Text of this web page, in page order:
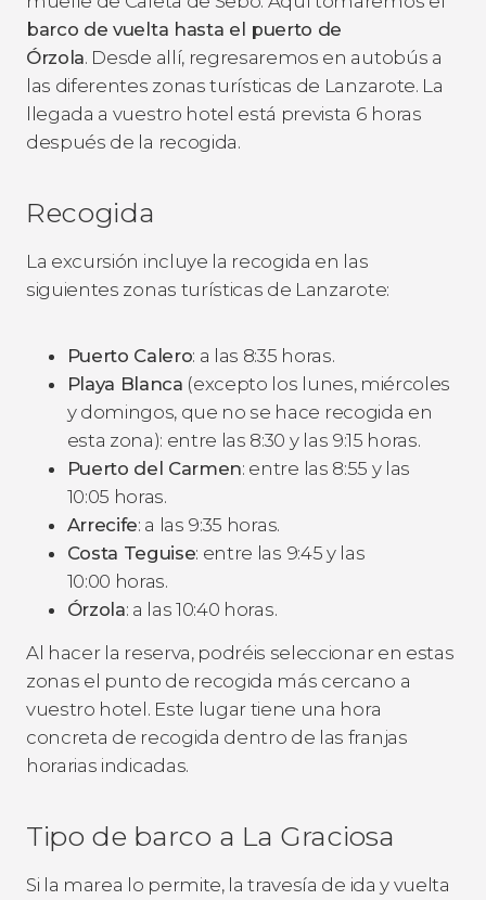
barco de vuelta hasta el puerto de
Órzola. Desde allí, regresaremos en autobús a
las diferentes zonas turísticas de Lanzarote. La
llegada a vuestro hotel está prevista 6 horas
después de la recogida.
Recogida
La excursión incluye la recogida en las
siguientes zonas turísticas de Lanzarote:
Puerto Calero: a las 8:35 horas.
Playa Blanca (excepto los lunes, miércoles
y domingos, que no se hace recogida en
esta zona): entre las 8:30 y las 9:15 horas.
Puerto del Carmen: entre las 8:55 y las
10:05 horas.
Arrecife: a las 9:35 horas.
Costa Teguise: entre las 9:45 y las
10:00 horas.
Órzola: a las 10:40 horas.
Al hacer la reserva, podréis seleccionar en estas
zonas el punto de recogida más cercano a
vuestro hotel. Este lugar tiene una hora
concreta de recogida dentro de las franjas
horarias indicadas.
Tipo de barco a La Graciosa
Si la marea lo permite, la travesía de ida y vuelta